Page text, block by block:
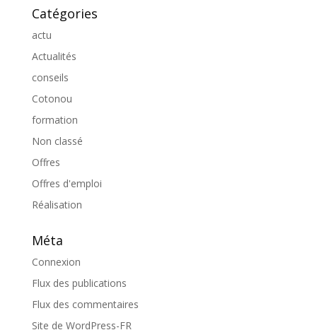
Catégories
actu
Actualités
conseils
Cotonou
formation
Non classé
Offres
Offres d'emploi
Réalisation
Méta
Connexion
Flux des publications
Flux des commentaires
Site de WordPress-FR